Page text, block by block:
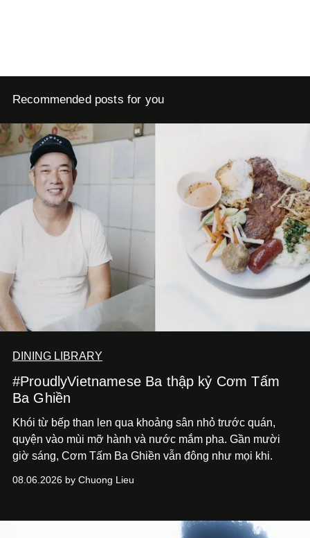
Recommended posts for you
DINING LIBRARY
#ProudlyVietnamese Ba thập kỷ Cơm Tấm
Ba Ghiền
Khói từ bếp than len qua khoảng sân nhỏ trước quán,
quyện vào mùi mỡ hành và nước mắm pha. Gần mười
giờ sáng, Cơm Tấm Ba Ghiền vẫn đông như mọi khi.
08.06.2026 by Chuong Lieu